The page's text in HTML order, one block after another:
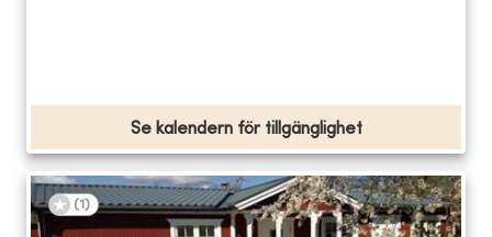
Se kalendern för tillgänglighet
(1 )